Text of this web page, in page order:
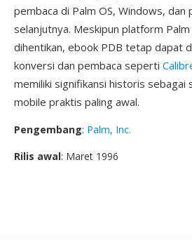
pembaca di Palm OS, Windows,
selanjutnya. Meskipun platform Palm
dihentikan, ebook PDB tetap dapat
konversi dan pembaca seperti
memiliki signifikansi historis sebagai
mobile praktis paling awal.
Pengembang: Palm, Inc.
Rilis awal: Maret 1996